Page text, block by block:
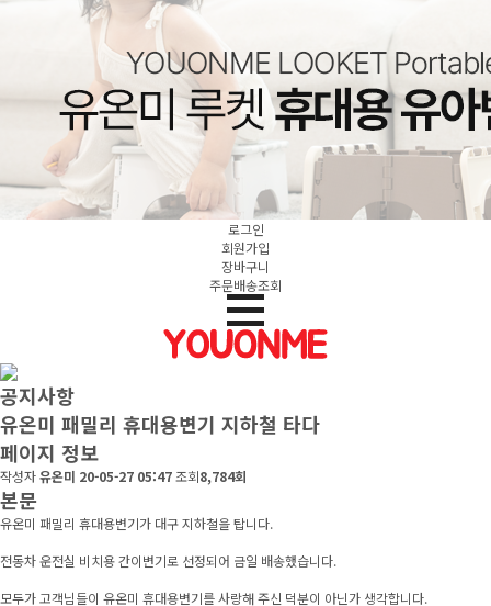
로그인
회원가입
장바구니
주문배송조회
공지사항
유온미 패밀리 휴대용변기 지하철 타다
페이지 정보
작성자유온미 20-05-27 05:47조회8,784회
본문
유온미 패밀리 휴대용변기가 대구 지하철을 탑니다.
전동차 운전실 비치용 간이변기로 선정되어 금일 배송했습니다.
모두가 고객님들이 유온미 휴대용변기를 사랑해 주신 덕분이 아닌가 생각합니다.